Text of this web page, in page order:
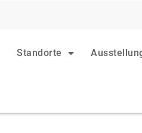
Standorte